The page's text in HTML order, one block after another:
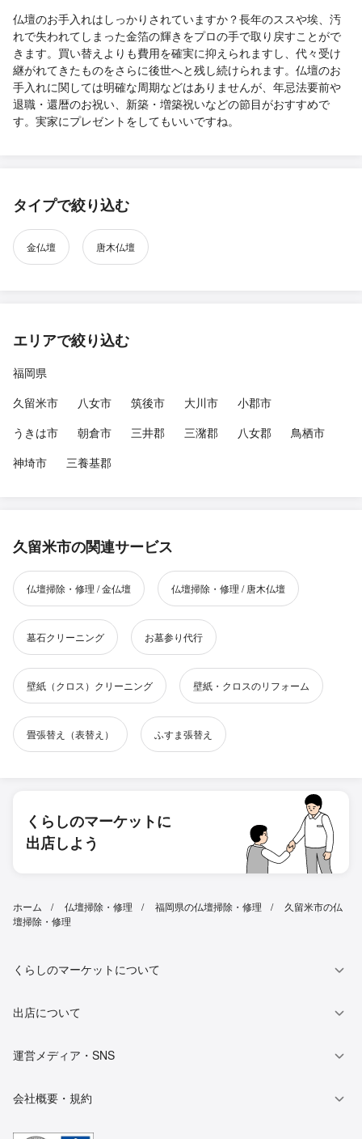
仏壇のお手入れはしっかりされていますか？長年のススや埃、汚
れで失われてしまった金箔の輝きをプロの手で取り戻すことがで
きます。買い替えよりも費用を確実に抑えられますし、代々受け
継がれてきたものをさらに後世へと残し続けられます。仏壇のお
手入れに関しては明確な周期などはありませんが、年忌法要前や
退職・還暦のお祝い、新築・増築祝いなどの節目がおすすめで
す。実家にプレゼントをしてもいいですね。
タイプで絞り込む
金仏壇 唐木仏壇
エリアで絞り込む
福岡県
久留米市
八女市 筑後市 大川市
小郡市
うきは市
朝倉市 三井郡 三潴郡 八女郡
鳥栖市
神埼市
三養基郡
久留米市の関連サービス
仏壇掃除・修理 / 金仏壇 仏壇掃除・修理 / 唐木仏壇
墓石クリーニング お墓参り代行
壁紙（クロス）クリーニング 壁紙・クロスのリフォーム
畳張替え（表替え） ふすま張替え
くらしのマーケットに
出店しよう
ホーム 仏壇掃除・修理 福岡県の仏壇掃除・修理
久留米市の仏
壇掃除・修理
くらしのマーケットについて
出店について
運営メディア・SNS
会社概要・規約